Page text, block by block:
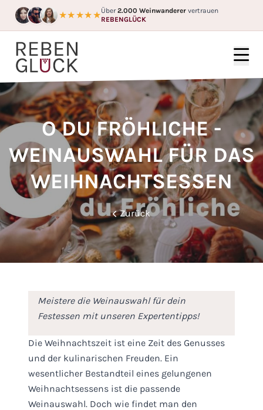
★★★★★Über2.000 Weinwanderer vertrauen
REBENGLÜCK
HOME
WEINGÜTER
FÜR WEN?
FAQ
GUTSCHEIN
BLOG
ÜBER UNS
ABHOLTERMIN BUCHEN
O DU FRÖHLICHE -
WEINAUSWAHL FÜR DAS
WEIHNACHTSESSEN
Zurück
Meistere die Weinauswahl für dein
Festessen mit unseren Expertentipps!
Die Weihnachtszeit ist eine Zeit des Genusses
und der kulinarischen Freuden. Ein
wesentlicher Bestandteil eines gelungenen
Weihnachtsessens ist die passende
Weinauswahl. Doch wie findet man den